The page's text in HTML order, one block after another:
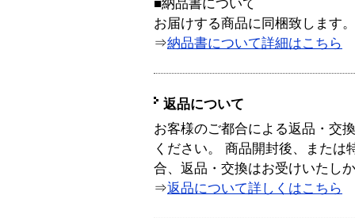
■納品書について
お届けする商品に同梱致します。
⇒納品書について詳細はこちら
返品について
お客様のご都合による返品・交
ください。 商品開封後、または
合、返品・交換はお受けいたし
⇒返品について詳しくはこちら